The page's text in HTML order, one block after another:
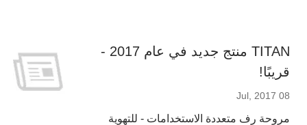
TITAN منتج جديد في عام 2017 -
قريبًا!
08 Jul, 2017
مروحة رف متعددة الاستخدامات - للتهوية